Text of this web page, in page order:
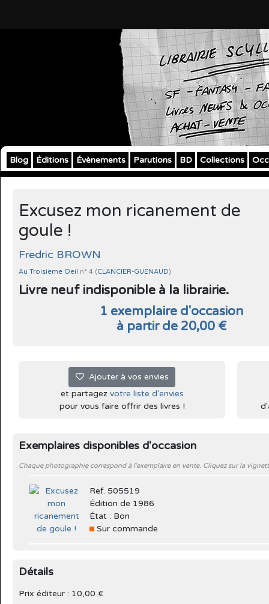
Blog Éditions Évènements Parutions BD Collections
Excusez mon ricanement de
goule !
Fredric BROWN
Au Troisième Oeil n° 4 (CLANCIER-GUENAUD)
Livre neuf indisponible à la librairie.
1 exemplaire d'occasion
à partir de 20,00 €
Ajouter à vos envies
et partagez votre liste d'envies
pour vous faire offrir des livres !
Exemplaires disponibles d'occasion
Chaque photographie correspond à l'exemplaire en vente. Cliquez sur la
Ref. 505519
Édition de 1986
État : Bon
Sur commande
Détails
Prix éditeur : 10,00 €